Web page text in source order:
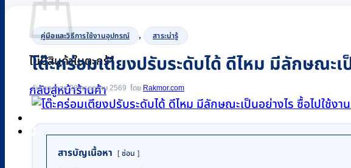
ไม่มีสินค้าในตะกร้า
กลับสู่หน้าร้านค้า
0
คู่มือและวิธีการใช้งานอุปกรณ์ , สาระน่ารู้
โต๊ะคร่อมเตียงปรับระดับได้ ดีไหม มีลักษณะเ
อัปเดตล่าสุด 28 กรกฎาคม 2569 Rakmor.com
สารบัญเนื้อหา ซ่อน